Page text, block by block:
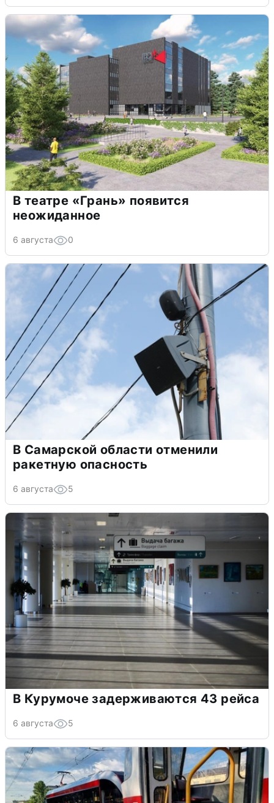
В театре «Грань» появится
неожиданное
6 августа 0
В Самарской области отменили
ракетную опасность
6 августа 5
В Курумоче задерживаются 43 рейса
6 августа 5